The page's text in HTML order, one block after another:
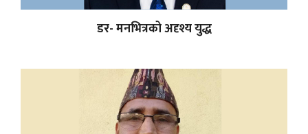
डर- मनभित्रको अदृश्य युद्ध